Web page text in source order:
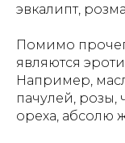
эвкалипт,
Помимо
являются
Например,
пачулей, розы,
ореха, абсолю